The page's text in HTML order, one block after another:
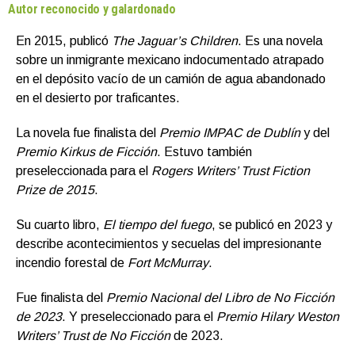
Autor reconocido y galardonado
En 2015, publicó The Jaguar’s Children. Es una novela
sobre un inmigrante mexicano indocumentado atrapado
en el depósito vacío de un camión de agua abandonado
en el desierto por traficantes.
La novela fue finalista del Premio IMPAC de Dublíny del
Premio Kirkus de Ficción. Estuvo también
preseleccionada para el Rogers Writers’ Trust Fiction
Prize de 2015.
Su cuarto libro, El tiempo del fuego, se publicó en 2023 y
describe acontecimientos y secuelas del impresionante
incendio forestal de Fort McMurray.
Fue finalista del Premio Nacional del Libro de No Ficción
de 2023. Y preseleccionado para el Premio Hilary Weston
Writers’ Trust de No Ficciónde 2023.